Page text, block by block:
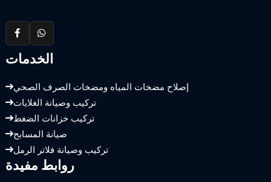
الخدمات
إصلاح مضخات المياه ومضخات الصرف الصحي
تركيب وصيانة الغلايات
تركيب خزانات الضغط
صيانة المسابح
تركيب وصيانة فلاتر الرمل
روابط مفيدة